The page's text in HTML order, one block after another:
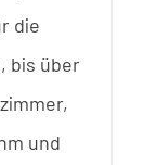
die
bis über
und